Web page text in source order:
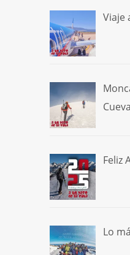
Viaje
Feliz
Lo